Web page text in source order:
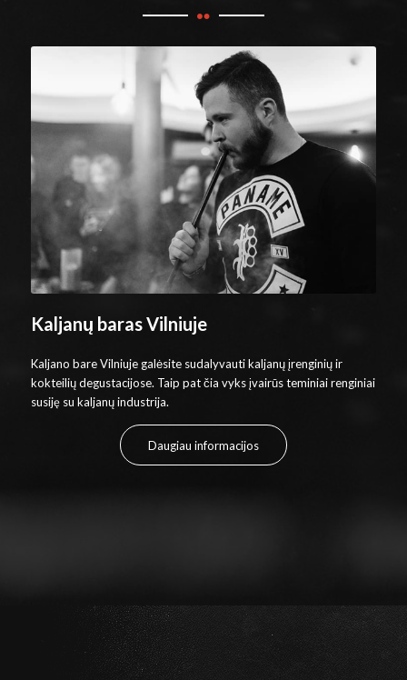
Kaljanų baras Vilniuje
Kaljano bare Vilniuje galėsite sudalyvauti kaljanų įrenginių ir
kokteilių degustacijose. Taip pat čia vyks įvairūs teminiai renginiai
susiję su kaljanų industrija.
Daugiau informacijos